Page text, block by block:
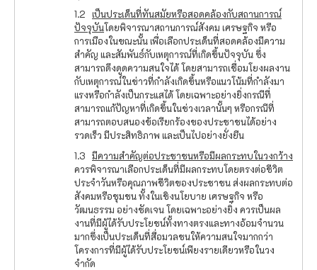
1.2 เป็นประเด็นที่ทันสมัยหรือสอดคล้องกับสถานการณ์
ปัจจุบันโดยพิจารณาสถานการณ์สังคม เศรษฐกิจ หรือ
การเมืองในขณะนั้น เพื่อเลือกประเด็นที่สอดคล้องมีความ
สำคัญ และสัมพันธ์กับเหตุการณ์ที่เกิดขึ้นปัจจุบัน ซึ่ง
สามารถดึงดูดความสนใจได้ โดยสามารถเชื่อมโยงผลงาน
กับเหตุการณ์ในข่าวที่กำลังเกิดขึ้นหรือแนวโน้มที่กำลังมา
แรงหรือกำลังเป็นกระแสได้ โดยเฉพาะอย่างยิ่งกรณีที่
สามารถแก้ปัญหาที่เกิดขึ้นในช่วงเวลานั้นๆ หรือกรณีที่
สามารถตอบสนองข้อเรียกร้องของประชาชนได้อย่าง
รวดเร็ว มีประสิทธิภาพ และเป็นไปอย่างยั่งยืน
1.3 มีความสำคัญต่อประชาชนหรือมีผลกระทบในวงกว้าง
ควรพิจารณาเลือกประเด็นที่มีผลกระทบโดยตรงต่อชีวิต
ประจำวันหรือคุณภาพชีวิตของประชาชน ส่งผลกระทบต่อ
สังคมหรือชุมชน ทั้งในเชิงนโยบาย เศรษฐกิจ หรือ
วัฒนธรรม อย่างชัดเจน โดยเฉพาะอย่างยิ่ง ควรเป็นผล
งานที่มีผู้ได้รับประโยชน์ทั้งทางตรงและทางอ้อมจำนวน
มากซึ่งเป็นประเด็นที่สื่อมวลชนให้ความสนใจมากกว่า
โครงการที่มีผู้ได้รับประโยชน์เพียงรายเดียวหรือในวง
จำกัด